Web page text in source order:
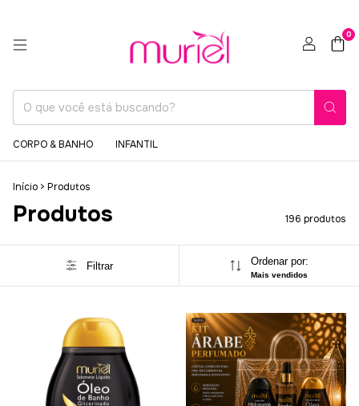
0
CORPO & BANHO INFANTIL
Início > Produtos
Produtos 196 produtos
Filtrar Ordenar por:
Mais vendidos